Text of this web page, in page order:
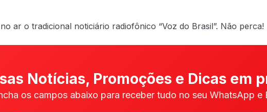
ar o tradicional noticiário radiofônico “Voz do Brasil”. Não perca!
Notícias, Promoções e Dicas em
os campos abaixo para receber tudo no seu WhatsApp e